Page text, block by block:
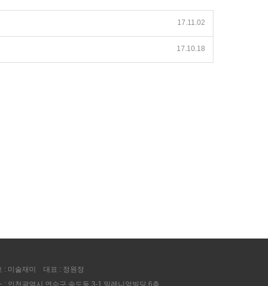
17.11.02
17.10.18
: 미술재미
대표 : 정원정
: 인천광역시 연수구 송도동 3-1 밀레니엄빌딩 6층